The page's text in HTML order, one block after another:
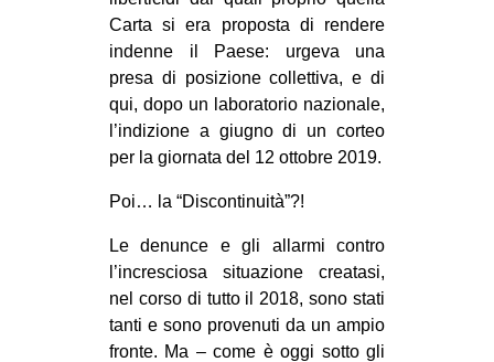
Carta si era proposta di rendere
indenne il Paese: urgeva una
presa di posizione collettiva, e di
qui, dopo un laboratorio nazionale,
l’indizione a giugno di un corteo
per la giornata del 12 ottobre 2019.
Poi… la “Discontinuità”?!
Le denunce e gli allarmi contro
l’incresciosa situazione creatasi,
nel corso di tutto il 2018, sono stati
tanti e sono provenuti da un ampio
fronte. Ma – come è oggi sotto gli